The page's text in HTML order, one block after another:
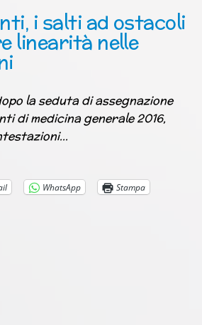
i salti ad ostacoli
linearità nelle
la seduta di assegnazione
di medicina generale 2016,
WhatsApp Stampa